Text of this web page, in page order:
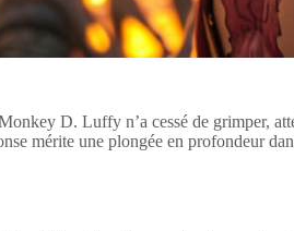
D. Luffy n’a cessé de grimper,
mérite une plongée en profondeur